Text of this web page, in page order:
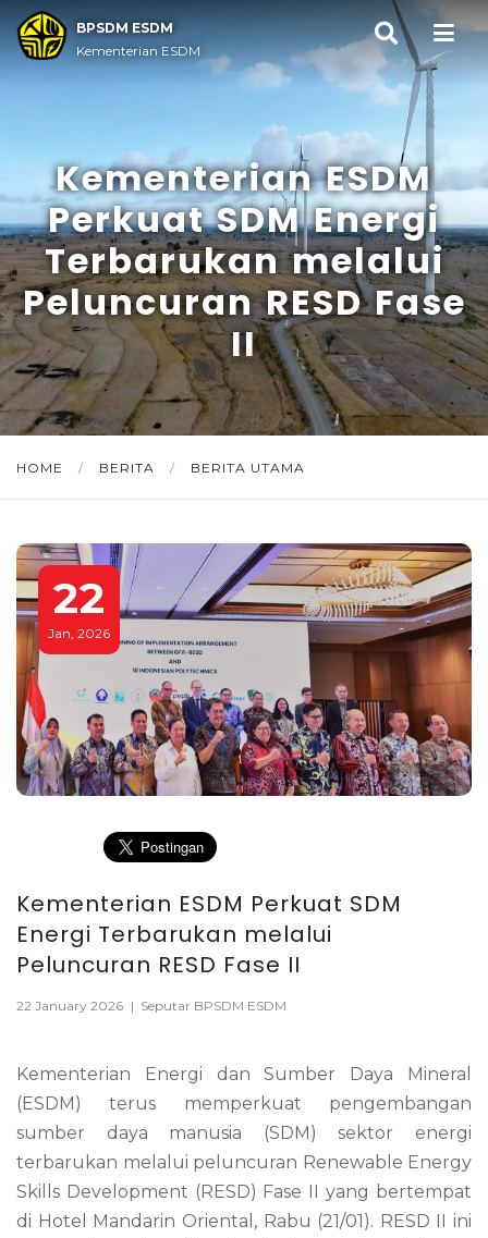
BPSDM ESDM
Kementerian ESDM
Kementerian ESDM
Perkuat SDM Energi
Terbarukan melalui
Peluncuran RESD Fase
II
HOME / BERITA / BERITA UTAMA
22
Jan, 2026
Kementerian ESDM Perkuat SDM
Energi Terbarukan melalui
Peluncuran RESD Fase II
22 January 2026 | Seputar BPSDM ESDM
Kementerian Energi dan Sumber Daya Mineral
(ESDM) terus memperkuat pengembangan
sumber daya manusia (SDM) sektor energi
terbarukan melalui peluncuran Renewable Energy
Skills Development (RESD) Fase II yang bertempat
di Hotel Mandarin Oriental, Rabu (21/01). RESD II ini